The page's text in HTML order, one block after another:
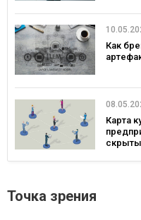
Как
Карта
Точка зрения